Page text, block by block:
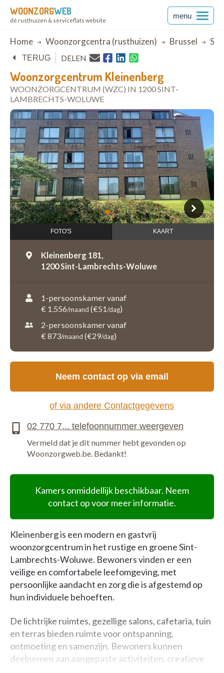
WOONZORGWEB
dé rusthuizen & serviceflats website
menu
Breadcrumb
Home Woonzorgcentra (rusthuizen) Brussel
Woonzorgcentrum Kleinenberg
WOONZORGCENTRUM (WZC) IN 1200 SINT-
LAMBRECHTS-WOLUWE
TERUG DELEN
1 2
open in Google Maps
FOTO'S KAART
Kleinenberg 181,
1200 Sint-Lambrechts-Woluwe
1-persoonskamer vanaf
€ 1.556/maand (€51/dag)
2-persoonskamer vanaf
€ 873/maand (€29/dag)
Kamers onmiddellijk beschikbaar. Neem
contact op voor meer informatie.
Kleinenberg is een modern en gastvrij
woonzorgcentrum in het rustige en groene Sint-
Lambrechts-Woluwe. Bewoners vinden er een
veilige en comfortabele leefomgeving, met
persoonlijke aandacht en zorg die is afgestemd op
hun individuele behoeften.
De lichtrijke ruimtes, gezellige salons, cafetaria, tuin
en terras bieden ruimte voor ontspanning,
ontmoeting en samenzijn. Bewoners kunnen
deelnemen aan aangepaste activiteiten, creatieve
Neem contact op via email
of via andere Contactgegevens
Vermeld dat je dit nummer hebt gevonden op
Woonzorgweb.be. Bedankt!